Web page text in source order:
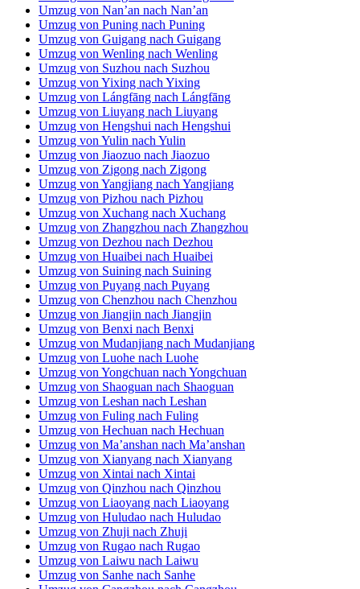
Umzug von Mudanjiang nach Mudanjiang
Umzug von Luohe nach Luohe
Umzug von Yongchuan nach Yongchuan
Umzug von Shaoguan nach Shaoguan
Umzug von Leshan nach Leshan
Umzug von Fuling nach Fuling
Umzug von Hechuan nach Hechuan
Umzug von Ma’anshan nach Ma’anshan
Umzug von Xianyang nach Xianyang
Umzug von Xintai nach Xintai
Umzug von Qinzhou nach Qinzhou
Umzug von Liaoyang nach Liaoyang
Umzug von Huludao nach Huludao
Umzug von Zhuji nach Zhuji
Umzug von Rugao nach Rugao
Umzug von Laiwu nach Laiwu
Umzug von Sanhe nach Sanhe
Umzug von Cangzhou nach Cangzhou
Umzug von Ningxiang nach Ningxiang
Umzug von Yiyang nach Yiyang
Umzug von Zoucheng nach Zoucheng
Umzug von Zhumadian nach Zhumadian
Umzug von Tianshui nach Tianshui
Umzug von Haining nach Haining
Umzug von Bozhou nach Bozhou
Umzug von Dandong nach Dandong
Umzug von Fuqing nach Fuqing
Umzug von Xiaogan nach Xiaogan
Umzug von Dongyang nach Dongyang
Umzug von Yichun nach Yichun
Umzug von Pingxiang nach Pingxiang
Umzug von Meishan nach Meishan
Umzug von Yulin nach Yulin
Umzug von Shouguang nach Shouguang
Umzug von Anqing nach Anqing
Umzug von Sanya nach Sanya
Umzug von Longyan nach Longyan
Umzug von Xinyu nach Xinyu
Umzug von Jinzhong nach Jinzhong
Umzug von Ezhou nach Ezhou